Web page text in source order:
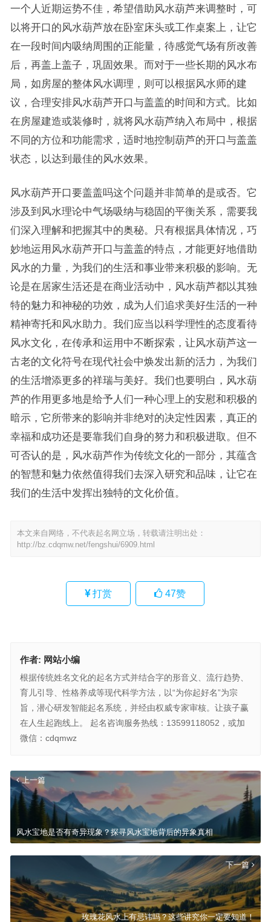
一个人近期运势不佳，希望借助风水葫芦来调整时，可
以将开口的风水葫芦放在卧室床头或工作桌案上，让它
在一段时间内吸纳周围的正能量，待感觉气场有所改善
后，再盖上盖子，巩固效果。而对于一些长期的风水布
局，如房屋的整体风水调理，则可以根据风水师的建
议，合理安排风水葫芦开口与盖盖的时间和方式。比如
在房屋建造或装修时，就将风水葫芦纳入布局中，根据
不同的方位和功能需求，适时地控制葫芦的开口与盖盖
状态，以达到最佳的风水效果。
风水葫芦开口要盖盖吗这个问题并非简单的是或否。它
涉及到风水理论中气场吸纳与稳固的平衡关系，需要我
们深入理解和把握其中的奥秘。只有根据具体情况，巧
妙地运用风水葫芦开口与盖盖的特点，才能更好地借助
风水的力量，为我们的生活和事业带来积极的影响。无
论是在居家生活还是在商业活动中，风水葫芦都以其独
特的魅力和神秘的功效，成为人们追求美好生活的一种
精神寄托和风水助力。我们应当以科学理性的态度看待
风水文化，在传承和运用中不断探索，让风水葫芦这一
古老的文化符号在现代社会中焕发出新的活力，为我们
的生活增添更多的祥瑞与美好。我们也要明白，风水葫
芦的作用更多地是给予人们一种心理上的安慰和积极的
暗示，它所带来的影响并非绝对的决定性因素，真正的
幸福和成功还是要靠我们自身的努力和积极进取。但不
可否认的是，风水葫芦作为传统文化的一部分，其蕴含
的智慧和魅力依然值得我们去深入研究和品味，让它在
我们的生活中发挥出独特的文化价值。
本文来自网络，不代表起名网立场，转载请注明出处：
http://bz.cdqmw.net/fengshui/6909.html
打赏 47赞
作者: 网站小编
根据传统姓名文化的起名方式并结合字的形音义、流行趋势、
育儿引导、性格养成等现代科学方法，以“为你起好名”为宗
旨，潜心研发智能起名系统，并经由权威专家审核。让孩子赢
在人生起跑线上。 起名咨询服务热线：13599118052，或加
微信：cdqmwz
上一篇
风水宝地是否有奇异现象？探寻风水宝地背后的异象真相
下一篇
玫瑰花风水上有忌讳吗？这些讲究你一定要知道！